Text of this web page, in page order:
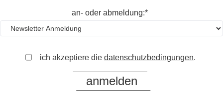
an- oder abmeldung:*
ich akzeptiere die datenschutzbedingungen.